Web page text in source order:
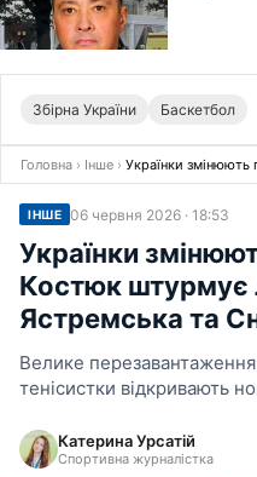
Збірна України Баскетбол
Головна › Інше › Українки
ІНШЕ 06 червня 2026 · 18:53
Українки
Костюк штурмує
Ястремська та
Велике перезавантаження
тенісистки відкривають
Катерина Урсатій
Спортивна журналістка